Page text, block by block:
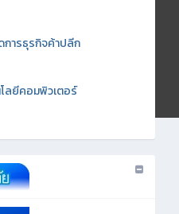
การธุรกิจค้าปลีก
โลยีคอมพิวเตอร์